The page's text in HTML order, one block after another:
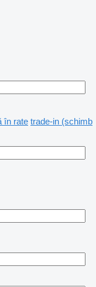
în rate trade-in (schimb